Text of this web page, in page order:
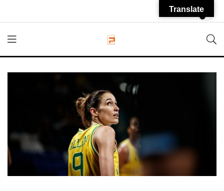
Translate